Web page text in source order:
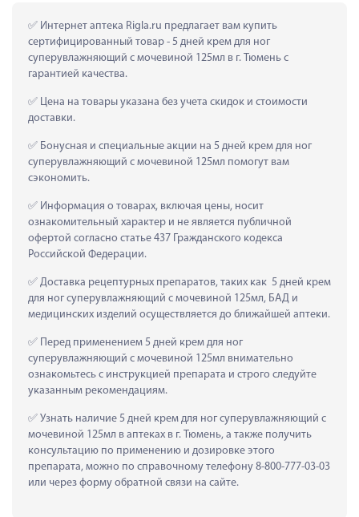
Интернет аптека Rigla.ru предлагает вам купить
сертифицированный товар - 5 дней крем для ног
суперувлажняющий с мочевиной 125мл в г. Тюмень с
гарантией качества.
Цена на товары указана без учета скидок и стоимости
доставки.
Бонусная и специальные акции на 5 дней крем для ног
суперувлажняющий с мочевиной 125мл помогут вам
сэкономить.
Информация о товарах, включая цены, носит
ознакомительный характер и не является публичной
офертой согласно статье 437 Гражданского кодекса
Российской Федерации.
Доставка рецептурных препаратов, таких как  5 дней крем
для ног суперувлажняющий с мочевиной 125мл, БАД и
медицинских изделий осуществляется до ближайшей аптеки.
Перед применением 5 дней крем для ног
суперувлажняющий с мочевиной 125мл внимательно
ознакомьтесь с инструкцией препарата и строго следуйте
указанным рекомендациям.
Узнать наличие 5 дней крем для ног суперувлажняющий с
мочевиной 125мл в аптеках в г. Тюмень, а также получить
консультацию по применению и дозировке этого
препарата, можно по справочному телефону 8-800-777-03-03
или через форму обратной связи на сайте.